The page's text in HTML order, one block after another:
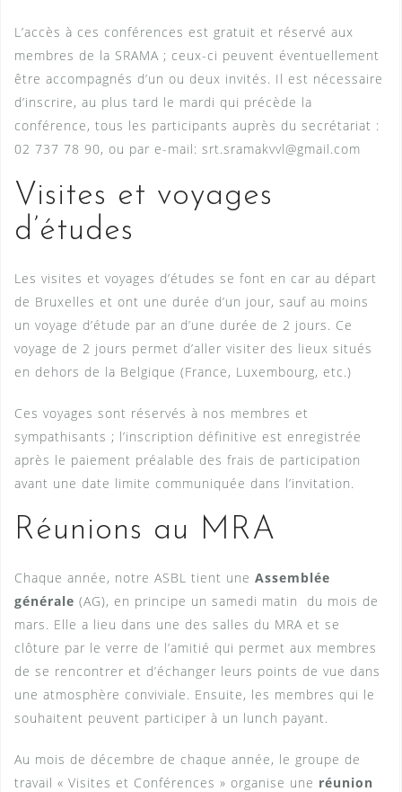
L’accès à ces conférences est gratuit et réservé aux
membres de la SRAMA ; ceux-ci peuvent éventuellement
être accompagnés d’un ou deux invités. Il est nécessaire
d’inscrire, au plus tard le mardi qui précède la
conférence, tous les participants auprès du secrétariat :
02 737 78 90, ou par e-mail: srt.sramakvvl@gmail.com
Visites et voyages
d’études
Les visites et voyages d’études se font en car au départ
de Bruxelles et ont une durée d’un jour, sauf au moins
un voyage d’étude par an d’une durée de 2 jours. Ce
voyage de 2 jours permet d’aller visiter des lieux situés
en dehors de la Belgique (France, Luxembourg, etc.)
Ces voyages sont réservés à nos membres et
sympathisants ; l’inscription définitive est enregistrée
après le paiement préalable des frais de participation
avant une date limite communiquée dans l’invitation.
Réunions au MRA
Chaque année, notre ASBL tient une Assemblée
générale (AG), en principe un samedi matin du mois de
mars. Elle a lieu dans une des salles du MRA et se
clôture par le verre de l’amitié qui permet aux membres
de se rencontrer et d’échanger leurs points de vue dans
une atmosphère conviviale. Ensuite, les membres qui le
souhaitent peuvent participer à un lunch payant.
Au mois de décembre de chaque année, le groupe de
travail « Visites et Conférences » organise une réunion